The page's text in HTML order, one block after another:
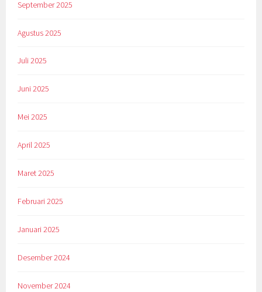
September 2025
Agustus 2025
Juli 2025
Juni 2025
Mei 2025
April 2025
Maret 2025
Februari 2025
Januari 2025
Desember 2024
November 2024